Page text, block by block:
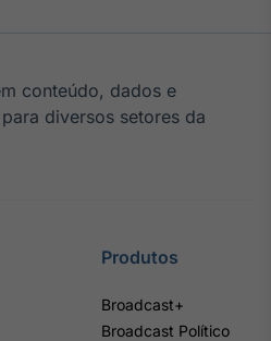
conteúdo, dados e
diversos setores da
Produtos
Broadcast+
Broadcast Político